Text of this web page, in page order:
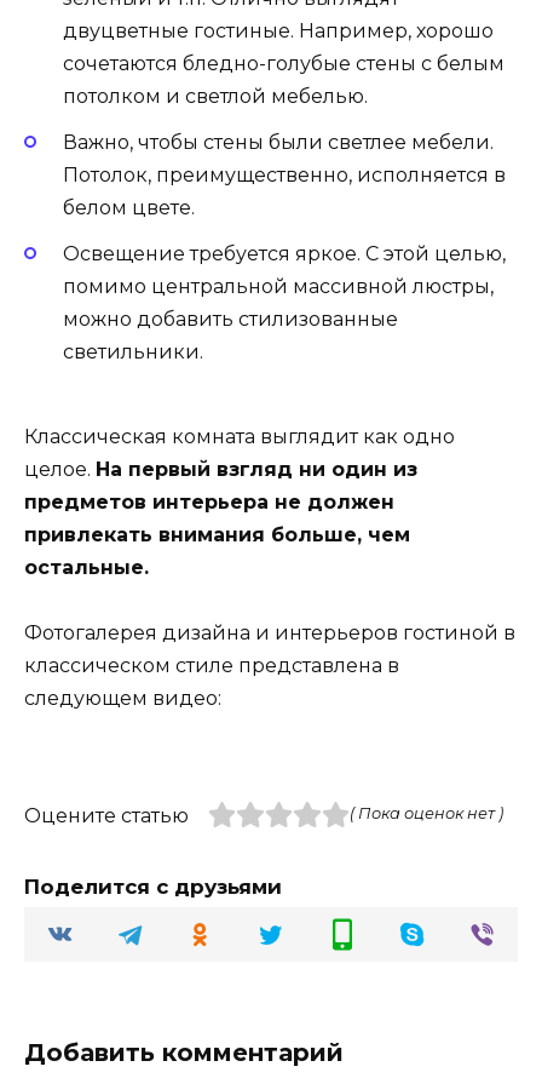
двуцветные гостиные. Например, хорошо
сочетаются бледно-голубые стены с белым
потолком и светлой мебелью.
Важно, чтобы стены были светлее мебели.
Потолок, преимущественно, исполняется в
белом цвете.
Освещение требуется яркое. С этой целью,
помимо центральной массивной люстры,
можно добавить стилизованные
светильники.
Классическая комната выглядит как одно
целое. На первый взгляд ни один из
предметов интерьера не должен
привлекать внимания больше, чем
остальные.
Фотогалерея дизайна и интерьеров гостиной в
классическом стиле представлена в
следующем видео:
Оцените статью ( Пока оценок нет )
Поделится с друзьями
Добавить комментарий